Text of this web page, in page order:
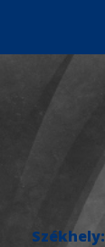
Székhely: